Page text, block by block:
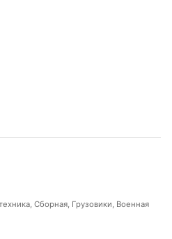
Сборная, Грузовики, Военная